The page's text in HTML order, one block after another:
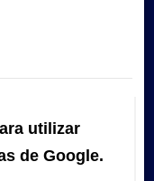
utilizar
de Google.